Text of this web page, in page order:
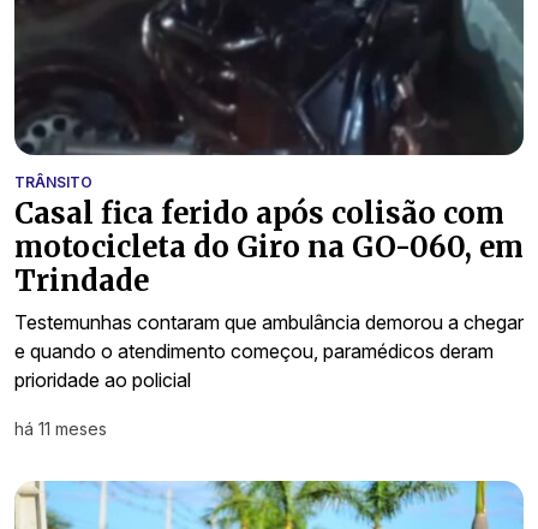
TRÂNSITO
Casal fica ferido após colisão com
motocicleta do Giro na GO-060, em
Trindade
Testemunhas contaram que ambulância demorou a chegar
e quando o atendimento começou, paramédicos deram
prioridade ao policial
há 11 meses